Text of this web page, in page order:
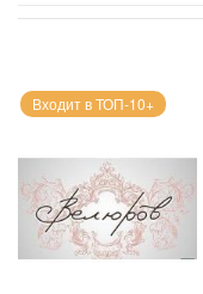
Входит в ТОП-10+